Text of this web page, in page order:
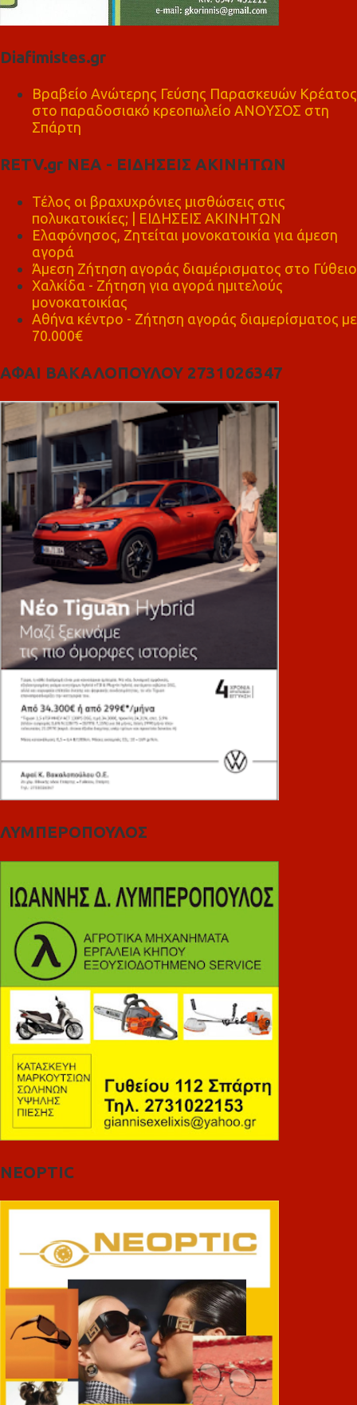
Diafimistes.gr
Βραβείο Ανώτερης Γεύσης Παρασκευών Κρέατος
στο παραδοσιακό κρεοπωλείο ΑΝΟΥΣΟΣ στη
Σπάρτη
RETV.gr ΝΕΑ - ΕΙΔΗΣΕΙΣ ΑΚΙΝΗΤΩΝ
Τέλος οι βραχυχρόνιες μισθώσεις στις
πολυκατοικίες; | ΕΙΔΗΣΕΙΣ ΑΚΙΝΗΤΩΝ
Ελαφόνησος, Ζητείται μονοκατοικία για άμεση
αγορά
Άμεση Ζήτηση αγοράς διαμέρισματος στο Γύθειο
Χαλκίδα - Ζήτηση για αγορά ημιτελούς
μονοκατοικίας
Αθήνα κέντρο - Ζήτηση αγοράς διαμερίσματος με
70.000€
ΑΦΑΙ ΒΑΚΑΛΟΠΟΥΛΟΥ 2731026347
ΛΥΜΠΕΡΟΠΟΥΛΟΣ
NEOPTIC